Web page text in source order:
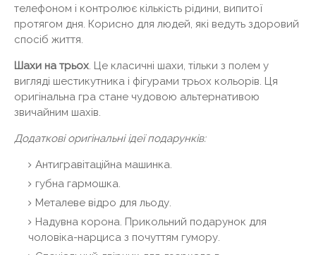
телефоном і контролює кількість рідини, випитої
протягом дня. Корисно для людей, які ведуть здоровий
спосіб життя.
Шахи на трьох. Це класичні шахи, тільки з полем у
вигляді шестикутника і фігурами трьох кольорів. Ця
оригінальна гра стане чудовою альтернативою
звичайним шахів.
Додаткові оригінальні ідеї подарунків:
Антигравітаційна машинка.
губна гармошка.
Металеве відро для льоду.
Надувна корона. Прикольний подарунок для
чоловіка-нарциса з почуттям гумору.